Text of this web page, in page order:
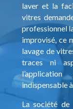
laver et la
vitres
professionnel
improvisé, ce
lavage de
traces ni
indispensable
La société de